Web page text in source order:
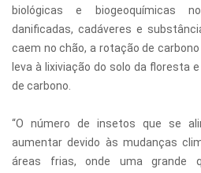
biológicas e biogeoquímicas
danificadas, cadáveres e
caem no chão, a rotação de
leva à lixiviação do solo da floresta
de carbono.
“O número de insetos que se
aumentar devido às mudanças
áreas frias, onde uma grande